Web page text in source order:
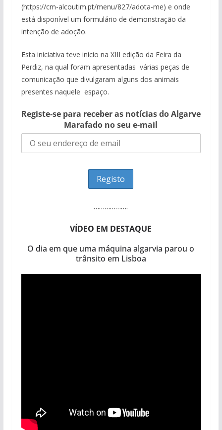
(https://cm-alcoutim.pt/menu/827/adota-me) e onde
está disponível um formulário de demonstração da
intenção de adoção.
Esta iniciativa teve início na XIII edição da Feira da
Perdiz, na qual foram apresentadas várias peças de
comunicação que divulgaram alguns dos animais
presentes naquele espaço.
Registe-se para receber as notícias do Algarve
Marafado no seu e-mail
……………….
VÍDEO EM DESTAQUE
O dia em que uma máquina algarvia parou o
trânsito em Lisboa